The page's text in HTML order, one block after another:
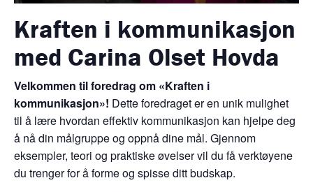
Kraften i kommunikasjon
med Carina Olset Hovda
Velkommen til foredrag om «Kraften i
kommunikasjon»! Dette foredraget er en unik mulighet
til å lære hvordan effektiv kommunikasjon kan hjelpe deg
å nå din målgruppe og oppnå dine mål. Gjennom
eksempler, teori og praktiske øvelser vil du få verktøyene
du trenger for å forme og spisse ditt budskap.